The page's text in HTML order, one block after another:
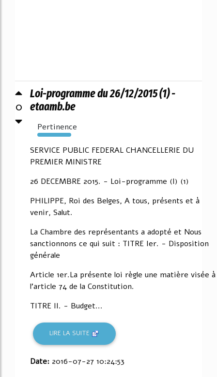
0
Loi-programme du 26/12/2015 (1) -
etaamb.be
Pertinence
6043%
SERVICE PUBLIC FEDERAL CHANCELLERIE DU
PREMIER MINISTRE
26 DECEMBRE 2015. - Loi-programme (I) (1)
PHILIPPE, Roi des Belges, A tous, présents et à
venir, Salut.
La Chambre des représentants a adopté et Nous
sanctionnons ce qui suit : TITRE Ier. - Disposition
générale
Article 1er.La présente loi règle une matière visée à
l'article 74 de la Constitution.
TITRE II. - Budget...
LIRE LA SUITE
Date: 2016-07-27 10:24:53